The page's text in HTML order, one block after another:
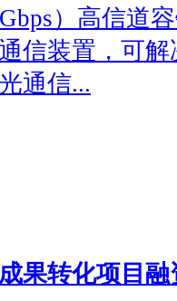
）高信道
信装置，可
通信...
果转化项目